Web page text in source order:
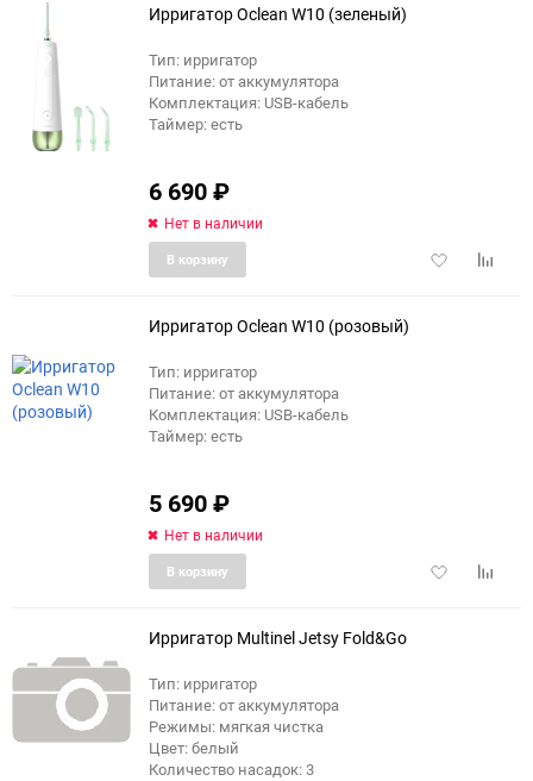
Ирригатор Oclean W10 (зеленый)
Тип: ирригатор
Питание: от аккумулятора
Комплектация: USB-кабель
Таймер: есть
6 690₽
Нет в наличии
Добавить
В корзину
Ирригатор Oclean W10 (розовый)
Тип: ирригатор
Питание: от аккумулятора
Комплектация: USB-кабель
Таймер: есть
5 690₽
Нет в наличии
Добавить
В корзину
Ирригатор Multinel Jetsy Fold&Go
Тип: ирригатор
Питание: от аккумулятора
Режимы: мягкая чистка
Цвет: белый
Количество насадок: 3